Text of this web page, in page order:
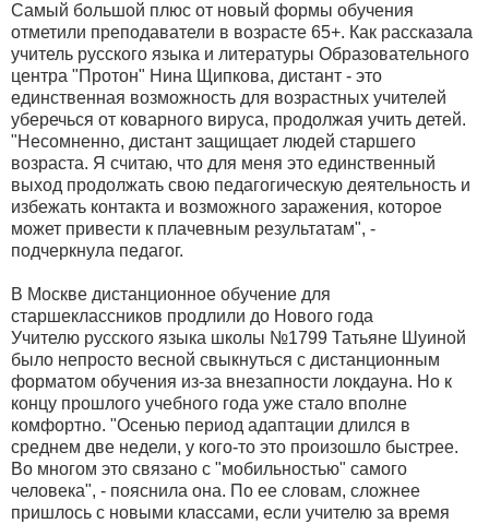
Самый большой плюс от новый формы обучения
отметили преподаватели в возрасте 65+. Как рассказала
учитель русского языка и литературы Образовательного
центра "Протон" Нина Щипкова, дистант - это
единственная возможность для возрастных учителей
уберечься от коварного вируса, продолжая учить детей.
"Несомненно, дистант защищает людей старшего
возраста. Я считаю, что для меня это единственный
выход продолжать свою педагогическую деятельность и
избежать контакта и возможного заражения, которое
может привести к плачевным результатам", -
подчеркнула педагог.
В Москве дистанционное обучение для
старшеклассников продлили до Нового года
Учителю русского языка школы №1799 Татьяне Шуиной
было непросто весной свыкнуться с дистанционным
форматом обучения из-за внезапности локдауна. Но к
концу прошлого учебного года уже стало вполне
комфортно. "Осенью период адаптации длился в
среднем две недели, у кого-то это произошло быстрее.
Во многом это связано с "мобильностью" самого
человека", - пояснила она. По ее словам, сложнее
пришлось с новыми классами, если учителю за время